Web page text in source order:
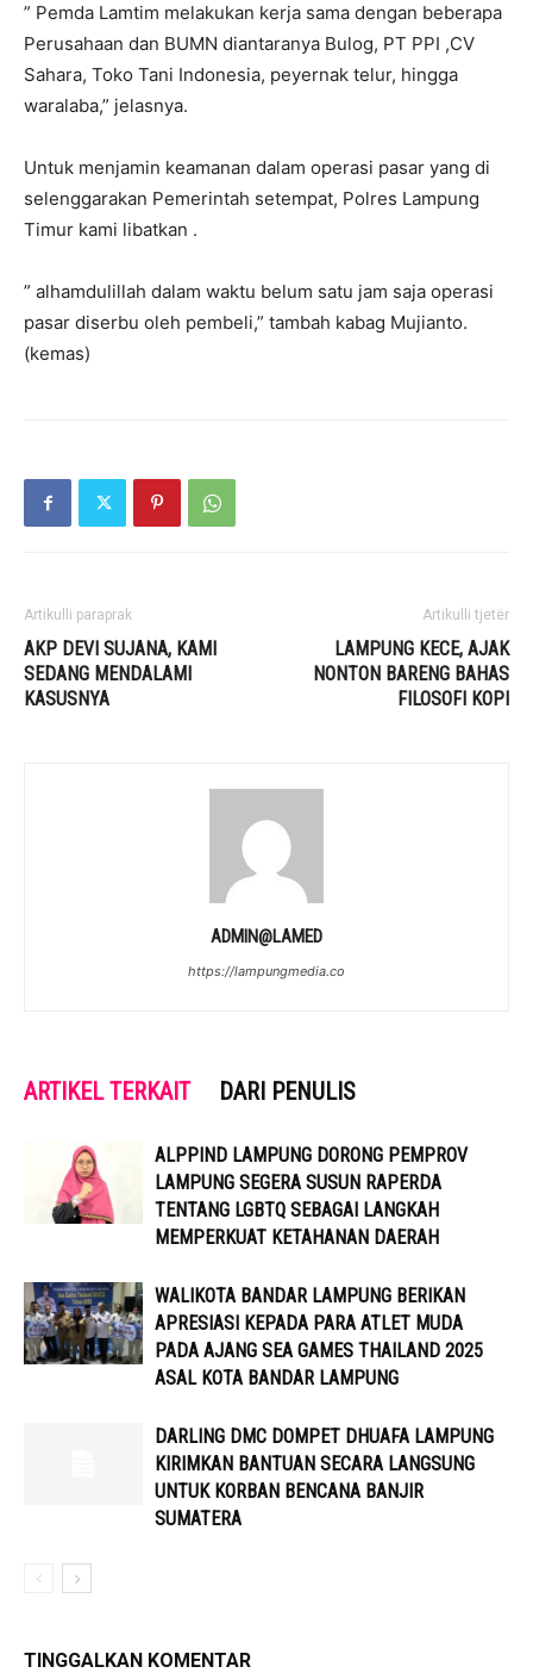
” Pemda Lamtim melakukan kerja sama dengan beberapa
Perusahaan dan BUMN diantaranya Bulog, PT PPI ,CV
Sahara, Toko Tani Indonesia, peyernak telur, hingga
waralaba,” jelasnya.
Untuk menjamin keamanan dalam operasi pasar yang di
selenggarakan Pemerintah setempat, Polres Lampung
Timur kami libatkan .
” alhamdulillah dalam waktu belum satu jam saja operasi
pasar diserbu oleh pembeli,” tambah kabag Mujianto.
(kemas)
Artikulli paraprak
AKP DEVI SUJANA, KAMI
SEDANG MENDALAMI
KASUSNYA
Artikulli tjetër
LAMPUNG KECE, AJAK
NONTON BARENG BAHAS
FILOSOFI KOPI
ADMIN@LAMED
https://lampungmedia.co
ARTIKEL TERKAIT DARI PENULIS
ALPPIND LAMPUNG DORONG PEMPROV
LAMPUNG SEGERA SUSUN RAPERDA
TENTANG LGBTQ SEBAGAI LANGKAH
MEMPERKUAT KETAHANAN DAERAH
WALIKOTA BANDAR LAMPUNG BERIKAN
APRESIASI KEPADA PARA ATLET MUDA
PADA AJANG SEA GAMES THAILAND 2025
ASAL KOTA BANDAR LAMPUNG
DARLING DMC DOMPET DHUAFA LAMPUNG
KIRIMKAN BANTUAN SECARA LANGSUNG
UNTUK KORBAN BENCANA BANJIR
SUMATERA
TINGGALKAN KOMENTAR